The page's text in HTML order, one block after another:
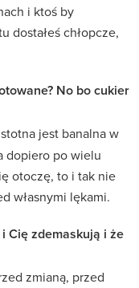
i ktoś by
dostałeś chłopcze,
No bo cukier
jest banalna w
dopiero po wielu
otoczę, to i tak nie
własnymi lękami.
Cię zdemaskują i że
zmianą, przed